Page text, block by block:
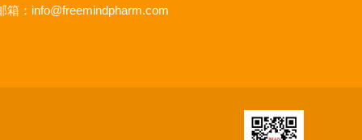
： info@freemindpharm.com